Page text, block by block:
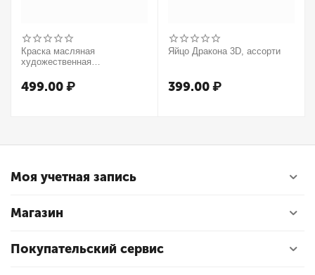
Краска масляная
художественная
37мл, туба, оранжевый
499.00₽
Яйцо Дракона 3D, ассорти
399.00₽
Моя учетная запись
Магазин
Покупательский сервис